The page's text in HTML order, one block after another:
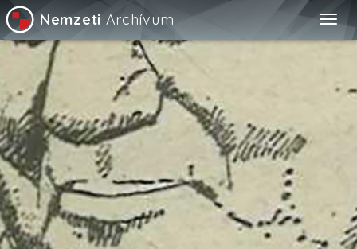
Nemzeti Archívum